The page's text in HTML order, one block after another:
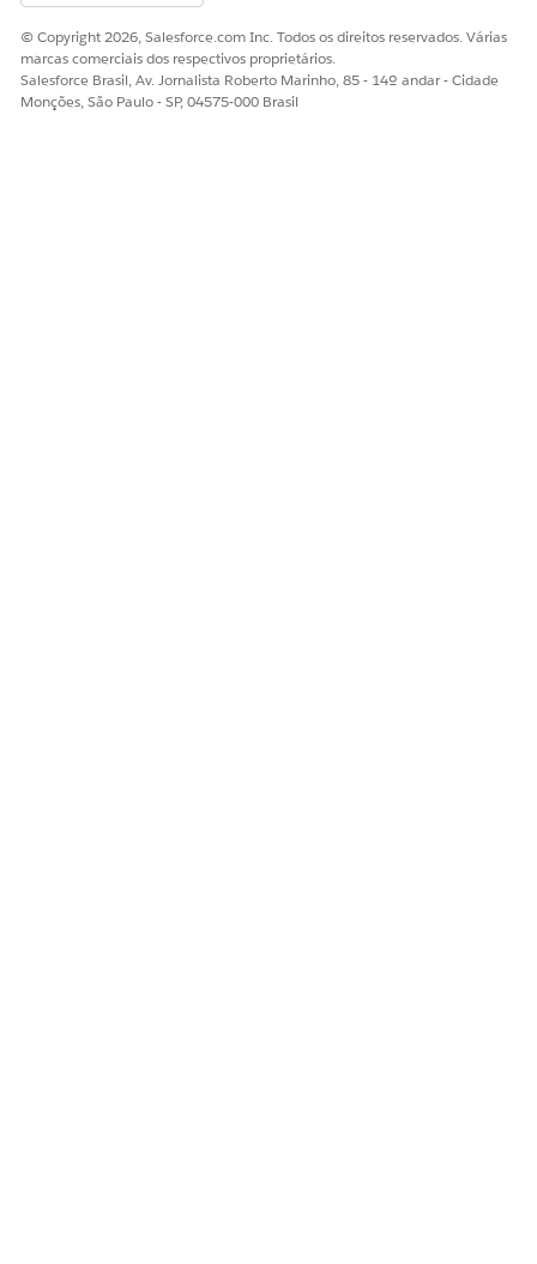
© Copyright 2026, Salesforce.com Inc. Todos os direitos reservados. Várias
marcas comerciais dos respectivos proprietários.
Salesforce Brasil, Av. Jornalista Roberto Marinho, 85 - 14º andar - Cidade
Monções, São Paulo - SP, 04575-000 Brasil